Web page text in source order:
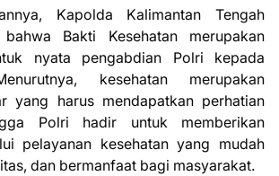
Kapolda Kalimantan Tengah
bahwa Bakti Kesehatan merupakan
nyata pengabdian Polri kepada
kesehatan merupakan
yang harus mendapatkan perhatian
Polri hadir untuk memberikan
pelayanan kesehatan yang mudah
dan bermanfaat bagi masyarakat.